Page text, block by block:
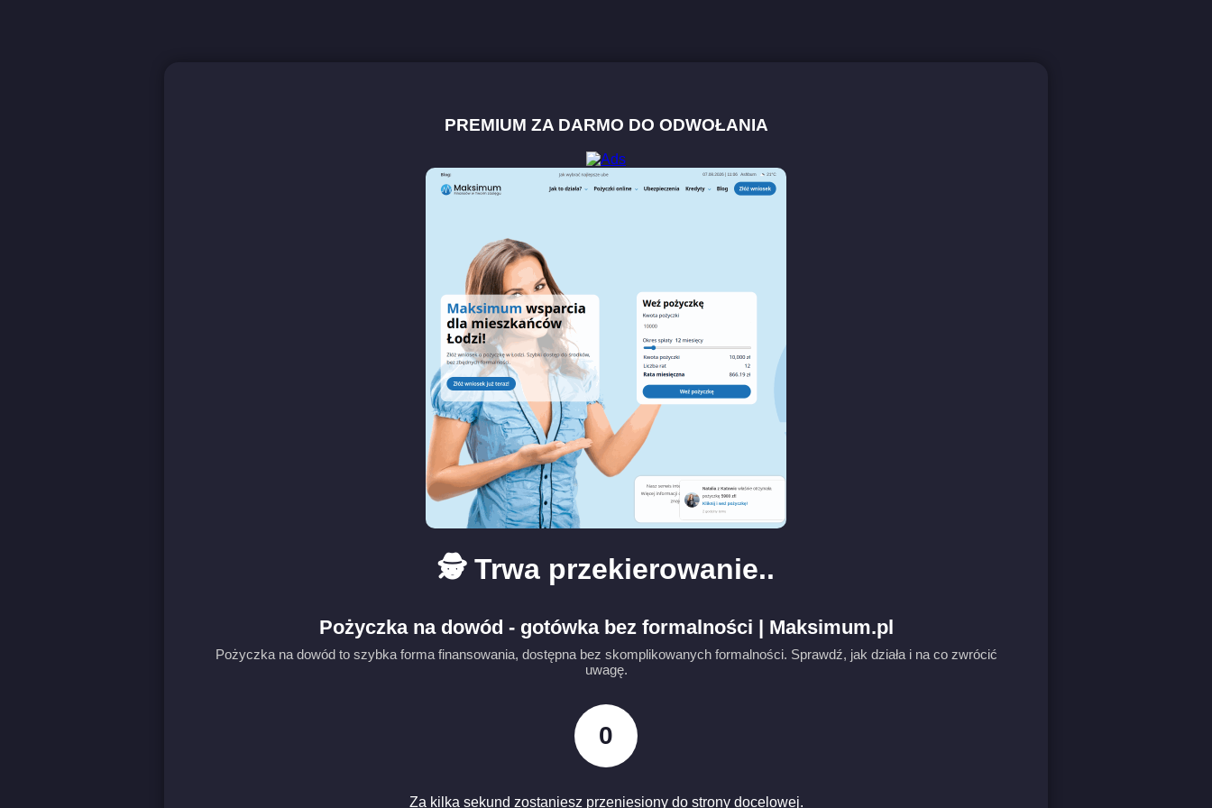
PREMIUM ZA DARMO DO ODWOŁANIA
🕵️ Trwa przekierowanie..
Pożyczka na dowód - gotówka bez formalności | Maksimum.pl
Pożyczka na dowód to szybka forma finansowania, dostępna bez skomplikowanych formalności. Sprawdź, jak działa i na co zwrócić
uwagę.
0
Za kilka sekund zostaniesz przeniesiony do strony docelowej.